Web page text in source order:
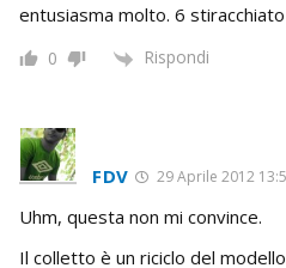
entusiasma molto. 6
0 Rispondi
FDV 29 Aprile 2012
Uhm, questa non mi convince.
Il colletto è un riciclo del